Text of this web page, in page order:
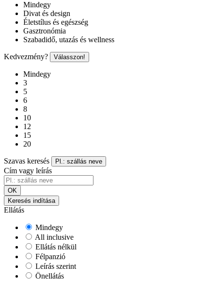
Mindegy
Divat és design
Életstílus és egészség
Gasztronómia
Szabadidő, utazás és wellness
Kedvezmény? Válasszon!
Mindegy
3
5
6
8
10
12
15
20
Szavas keresés Pl.: szállás neve
Cím vagy leírás
OK
Keresés indítása
Ellátás
Mindegy
All inclusive
Ellátás nélkül
Félpanzió
Leírás szerint
Önellátás